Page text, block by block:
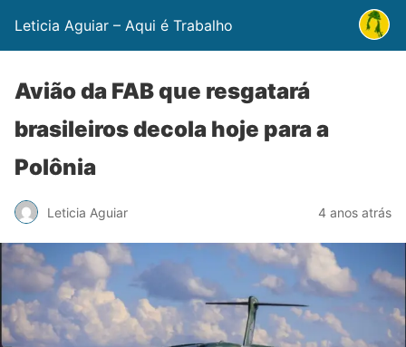
Leticia Aguiar – Aqui é Trabalho
Avião da FAB que resgatará
brasileiros decola hoje para a
Polônia
Leticia Aguiar 4 anos atrás